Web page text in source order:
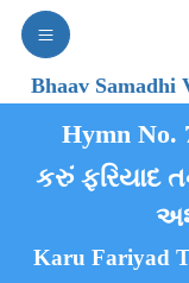
Bhaav Samadhi
Hymn No.
કરું
Karu Fariyad